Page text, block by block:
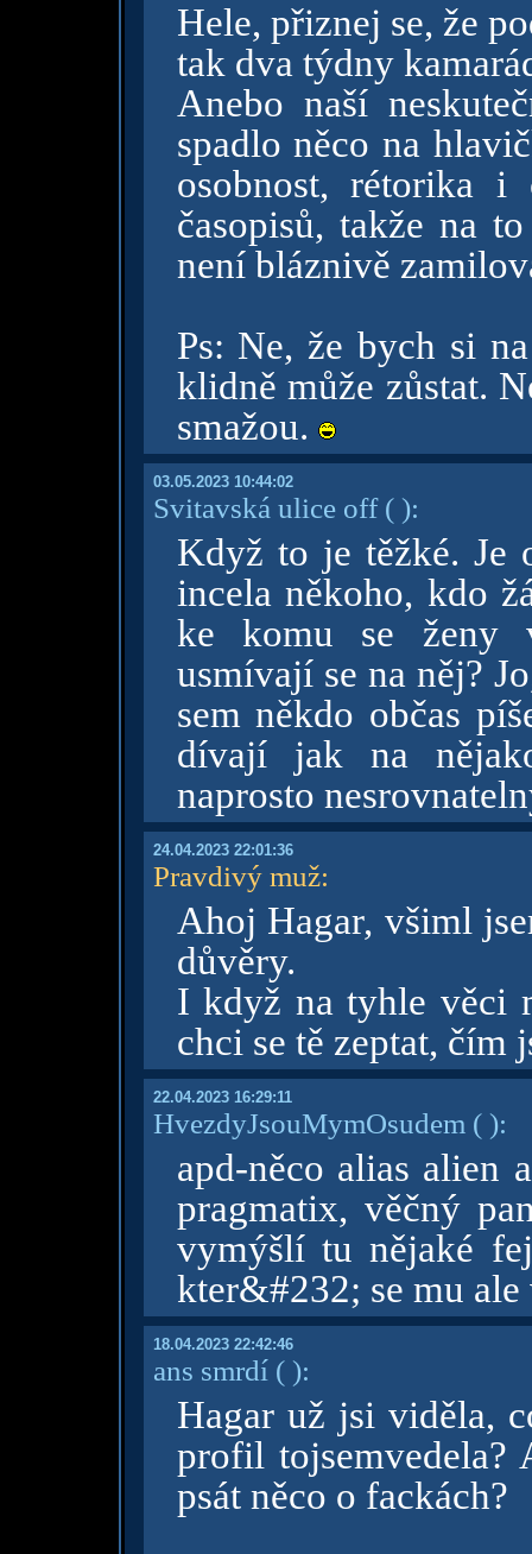
Hele, přiznej se, že
tak dva týdny
Anebo naší
spadlo něco na
osobnost, rétorika i
časopisů, takže na
není bláznivě
Ps: Ne, že bych si
klidně může zůstat.
smažou.
03.05.2023 10:44:02
Svitavská ulice off( ):
Když to je těžké. Je
incela někoho, kdo
ke komu se ženy
usmívají se na něj?
sem někdo občas
dívají jak na
naprosto
24.04.2023 22:01:36
Pravdivý muž:
Ahoj Hagar, všiml
důvěry.
I když na tyhle věci
chci se tě zeptat, čím
22.04.2023 16:29:11
HvezdyJsouMymOsudem ( ):
apd-něco alias alien
pragmatix, věčný
vymýšlí tu nějaké
kter&#232; se mu
18.04.2023 22:42:46
ans smrdí( ):
Hagar už jsi viděla,
profil
psát něco o fackách?